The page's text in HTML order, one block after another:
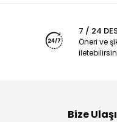
7 / 24
Öneri ve
Bize